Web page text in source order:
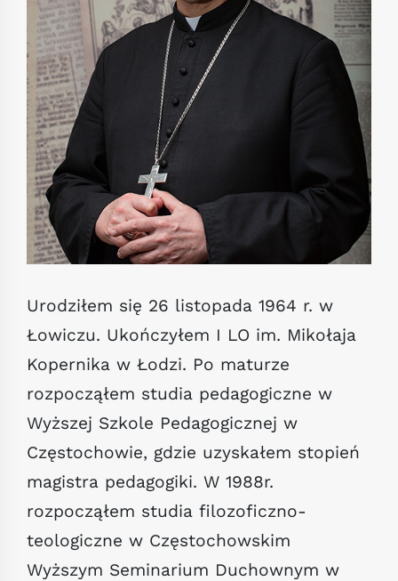
Urodziłem się 26 listopada 1964 r. w
Łowiczu. Ukończyłem I LO im. Mikołaja
Kopernika w Łodzi. Po maturze
rozpocząłem studia pedagogiczne w
Wyższej Szkole Pedagogicznej w
Częstochowie, gdzie uzyskałem stopień
magistra pedagogiki. W 1988r.
rozpocząłem studia filozoficzno-
teologiczne w Częstochowskim
Wyższym Seminarium Duchownym w